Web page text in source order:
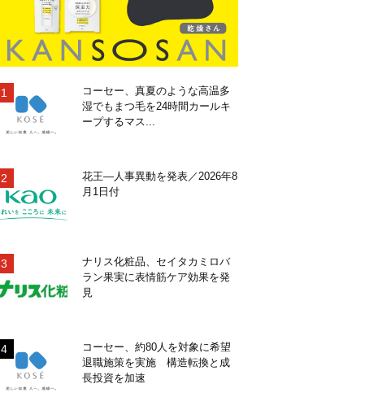
コーセー、真夏のような高温多
湿でもまつ毛を24時間カールキ
ープするマス...
花王―人事異動を発表／2026年8
月1日付
ナリス化粧品、セイタカミロバ
ラン果実に表情筋ケア効果を発
見
コーセー、約80人を対象に希望
退職施策を実施 構造転換と成
長投資を加速